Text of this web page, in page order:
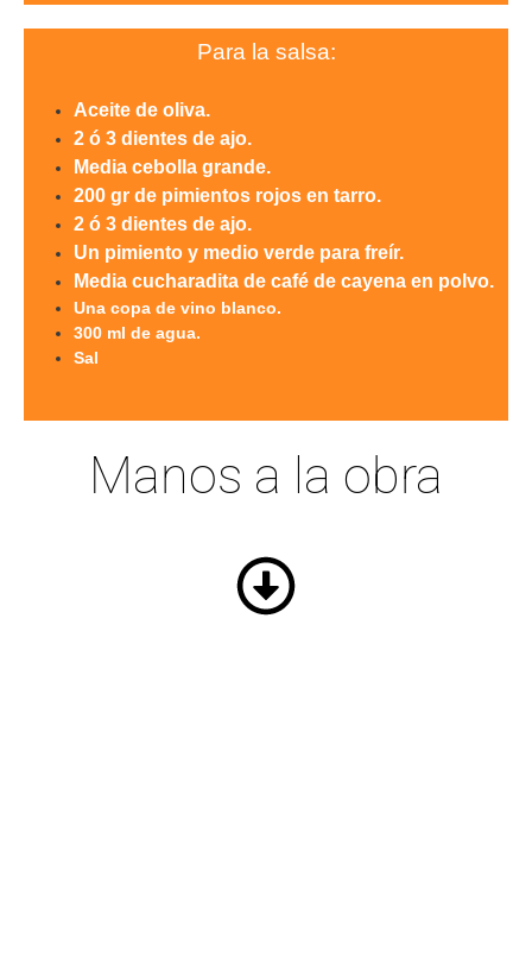
Para la salsa:
Aceite de oliva.
2 ó 3 dientes de ajo.
Media cebolla grande.
200 gr de pimientos rojos en tarro.
2 ó 3 dientes de ajo.
Un pimiento y medio verde para freír.
Media cucharadita de café de cayena en polvo.
Una copa de vino blanco.
300 ml de agua.
Sal
Manos a la obra